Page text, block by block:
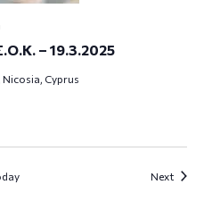
– 19.3.2025
Nicosia, Cyprus
Next